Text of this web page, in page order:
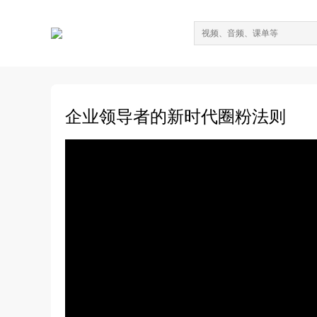
企业领导者的新时代圈粉法则